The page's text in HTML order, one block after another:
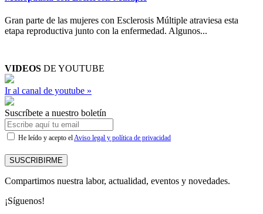
Gran parte de las mujeres con Esclerosis Múltiple atraviesa esta
etapa reproductiva junto con la enfermedad. Algunos...
VIDEOS DE YOUTUBE
Ir al canal de youtube »
Suscríbete a nuestro boletín
He leído y acepto elAviso legal y política de privacidad
SUSCRIBIRME
Compartimos nuestra labor, actualidad, eventos y novedades.
¡Síguenos!